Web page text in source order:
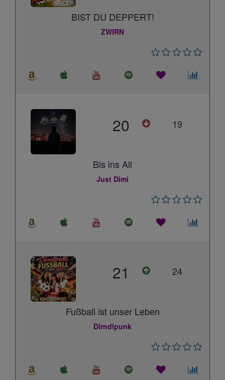
BIST DU DEPPERT!
ZWIRN
20 19
Bis ins All
Just Dimi
21 24
Fußball ist unser Leben
Dirndlpunk